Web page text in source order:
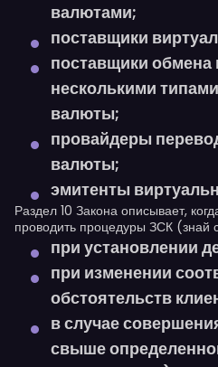
валютами;
поставщики
поставщики
несколькими
валюты;
провайдеры
валюты;
эмитенты
Раздел 10 Закона описывает,
проводить процедуры ЗСК (знай
при установлении
при изменении
обстоятельств
в случае
свыше